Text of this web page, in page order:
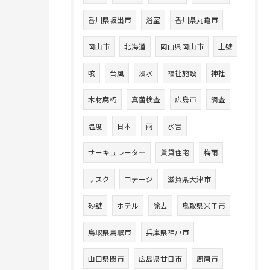
香川県坂出市 浴室 香川県丸亀市
岡山市 北海道 岡山県岡山市 土壁
咳 台風 浸水 福祉施設 神社
木材腐朽 真菌検査 広島市 調査
温度 日本 雨 水害
サーキュレータ― 賃貸住宅 梅雨
リスク コテージ 滋賀県大津市
砂壁 ホテル 除去 鳥取県米子市
鳥取県鳥取市 兵庫県神戸市
山口県関市 広島県廿日市 周南市